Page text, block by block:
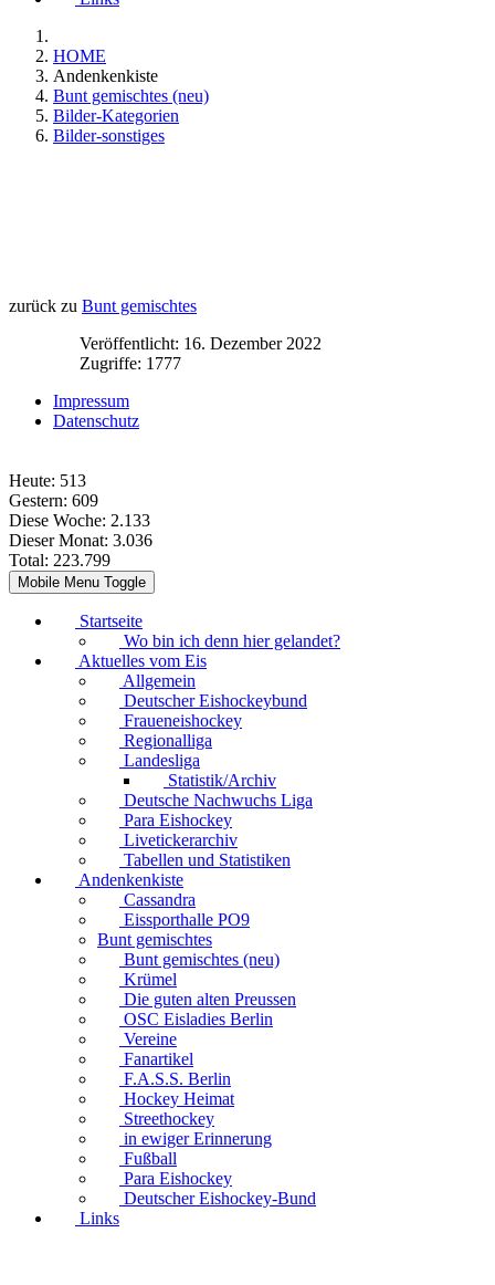
HOME
Andenkenkiste
Bunt gemischtes (neu)
Bilder-Kategorien
Bilder-sonstiges
zurück zu Bunt gemischtes
Veröffentlicht: 16. Dezember 2022
Zugriffe: 1777
Impressum
Datenschutz
Heute: 513
Gestern: 609
Diese Woche: 2.133
Dieser Monat: 3.036
Total: 223.799
Mobile Menu Toggle
Startseite
Wo bin ich denn hier gelandet?
Aktuelles vom Eis
Allgemein
Deutscher Eishockeybund
Fraueneishockey
Regionalliga
Landesliga
Statistik/Archiv
Deutsche Nachwuchs Liga
Para Eishockey
Livetickerarchiv
Tabellen und Statistiken
Andenkenkiste
Cassandra
Eissporthalle PO9
Bunt gemischtes
Bunt gemischtes (neu)
Krümel
Die guten alten Preussen
OSC Eisladies Berlin
Vereine
Fanartikel
F.A.S.S. Berlin
Hockey Heimat
Streethockey
in ewiger Erinnerung
Fußball
Para Eishockey
Deutscher Eishockey-Bund
Links